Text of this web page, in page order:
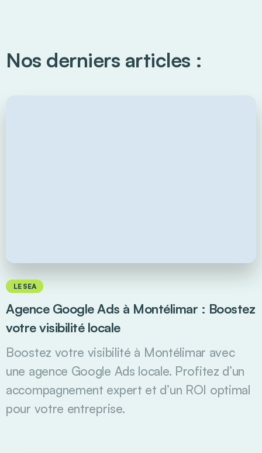
Nos derniers articles :
LE SEA
Agence Google Ads à Montélimar : Boostez
votre visibilité locale
Boostez votre visibilité à Montélimar avec
une agence Google Ads locale. Profitez d’un
accompagnement expert et d’un ROI optimal
pour votre entreprise.